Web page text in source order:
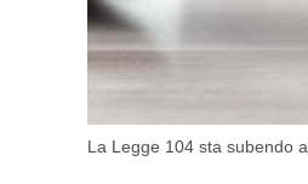
La Legge 104 sta subendo